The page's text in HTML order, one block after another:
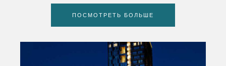
ПОСМОТРЕТЬ БОЛЬШЕ